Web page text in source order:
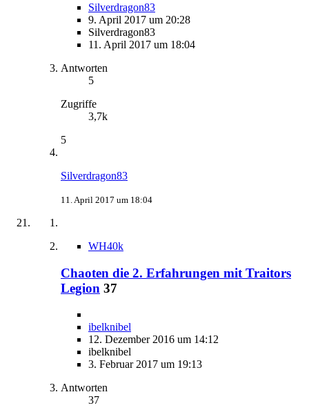
Silverdragon83
9. April 2017 um 20:28
Silverdragon83
11. April 2017 um 18:04
Antworten
5
Zugriffe
3,7k
5
Silverdragon83
11. April 2017 um 18:04
WH40k
Chaoten die 2. Erfahrungen mit Traitors
Legion 37
ibelknibel
12. Dezember 2016 um 14:12
ibelknibel
3. Februar 2017 um 19:13
Antworten
37